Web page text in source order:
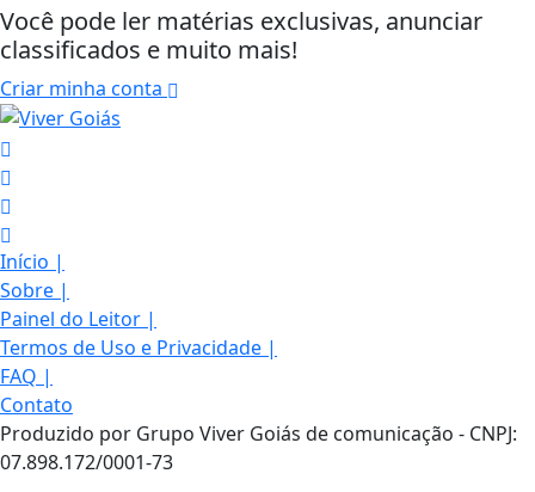
Você pode ler matérias exclusivas, anunciar
classificados e muito mais!
Criar minha conta
Início |
Sobre |
Painel do Leitor |
Termos de Uso e Privacidade |
FAQ |
Contato
Produzido por Grupo Viver Goiás de comunicação - CNPJ:
07.898.172/0001-73